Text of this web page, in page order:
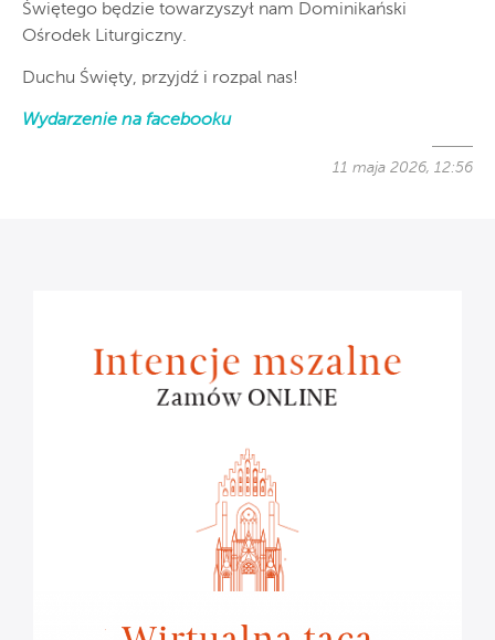
Świętego będzie towarzyszył nam Dominikański
Ośrodek Liturgiczny.
Duchu Święty, przyjdź i rozpal nas!
Wydarzenie na facebooku
11 maja 2026, 12:56